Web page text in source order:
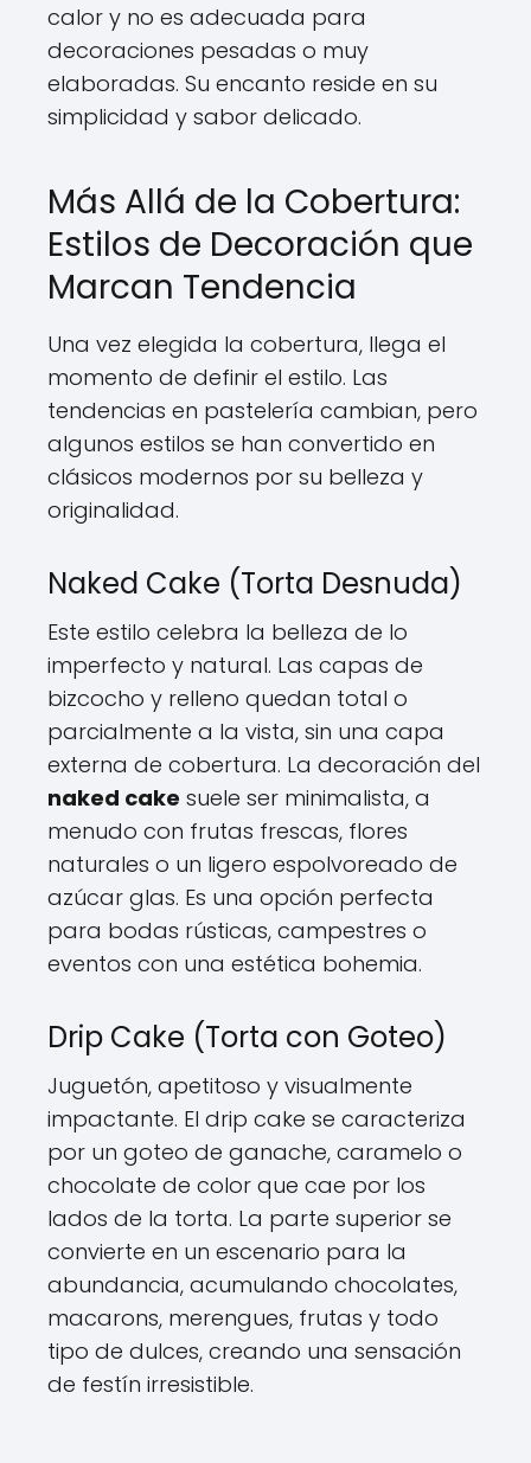
calor y no es adecuada para
decoraciones pesadas o muy
elaboradas. Su encanto reside en su
simplicidad y sabor delicado.
Más Allá de la Cobertura:
Estilos de Decoración que
Marcan Tendencia
Una vez elegida la cobertura, llega el
momento de definir el estilo. Las
tendencias en pastelería cambian, pero
algunos estilos se han convertido en
clásicos modernos por su belleza y
originalidad.
Naked Cake (Torta Desnuda)
Este estilo celebra la belleza de lo
imperfecto y natural. Las capas de
bizcocho y relleno quedan total o
parcialmente a la vista, sin una capa
externa de cobertura. La decoración del
naked cake suele ser minimalista, a
menudo con frutas frescas, flores
naturales o un ligero espolvoreado de
azúcar glas. Es una opción perfecta
para bodas rústicas, campestres o
eventos con una estética bohemia.
Drip Cake (Torta con Goteo)
Juguetón, apetitoso y visualmente
impactante. El drip cake se caracteriza
por un goteo de ganache, caramelo o
chocolate de color que cae por los
lados de la torta. La parte superior se
convierte en un escenario para la
abundancia, acumulando chocolates,
macarons, merengues, frutas y todo
tipo de dulces, creando una sensación
de festín irresistible.